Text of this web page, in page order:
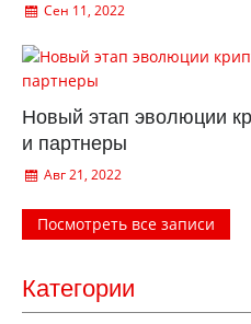
Сен 11, 2022
Новый этап эволюции
и партнеры
Авг 21, 2022
Посмотреть все записи
Категории